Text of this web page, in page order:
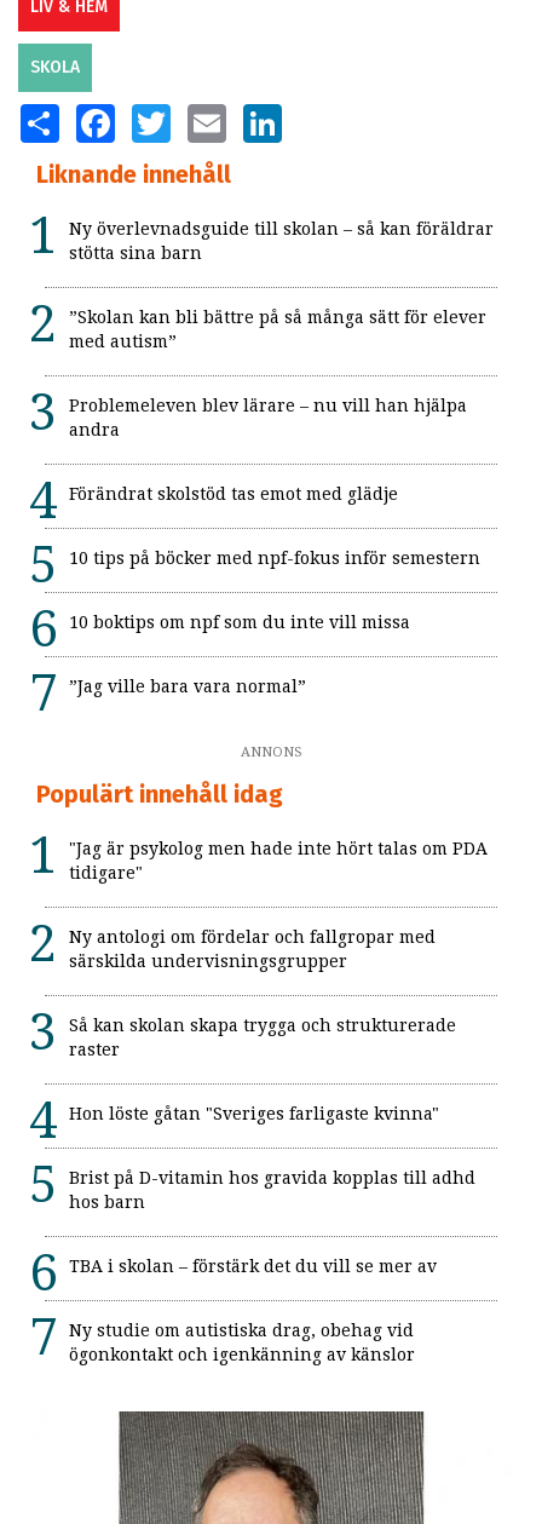
LIV & HEM
SKOLA
SHARE FACEBOOKTWITTER EMAIL
Liknande innehåll
Ny överlevnadsguide till skolan – så kan föräldrar
stötta sina barn
”Skolan kan bli bättre på så många sätt för elever
med autism”
Problemeleven blev lärare – nu vill han hjälpa
andra
Förändrat skolstöd tas emot med glädje
10 tips på böcker med npf-fokus inför semestern
10 boktips om npf som du inte vill missa
”Jag ville bara vara normal”
ANNONS
Populärt innehåll idag
"Jag är psykolog men hade inte hört talas om PDA
tidigare"
Ny antologi om fördelar och fallgropar med
särskilda undervisningsgrupper
Så kan skolan skapa trygga och strukturerade
raster
Hon löste gåtan "Sveriges farligaste kvinna"
Brist på D-vitamin hos gravida kopplas till adhd
hos barn
TBA i skolan – förstärk det du vill se mer av
Ny studie om autistiska drag, obehag vid
ögonkontakt och igenkänning av känslor